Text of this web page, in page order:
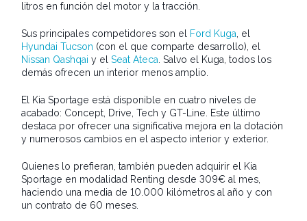
litros en función del motor y la tracción.
Sus principales competidores son el Ford Kuga, el
Hyundai Tucson (con el que comparte desarrollo), el
Nissan Qashqai y elSeat Ateca. Salvo el Kuga, todos los
demás ofrecen un interior menos amplio.
El Kia Sportage está disponible en cuatro niveles de
acabado: Concept, Drive, Tech y GT-Line. Este último
destaca por ofrecer una significativa mejora en la dotación
y numerosos cambios en el aspecto interior y exterior.
Quienes lo prefieran, también pueden adquirir el Kia
Sportage en modalidad Renting desde 309€ al mes,
haciendo una media de 10.000 kilómetros al año y con
un contrato de 60 meses.